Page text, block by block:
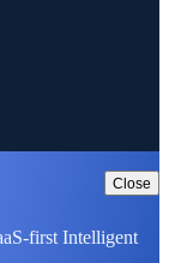
Close
first Intelligent